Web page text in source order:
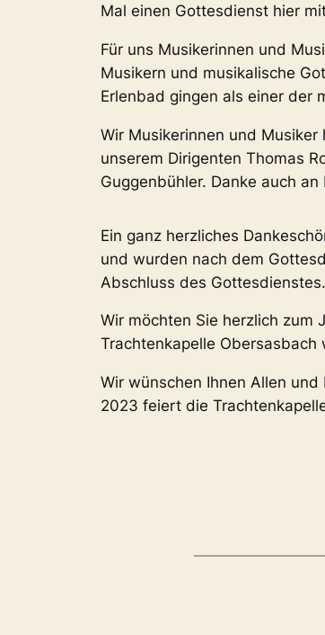
Mal einen Gottesdienst hier
Für uns Musikerinnen und
Musikern und musikalische
Erlenbad gingen als einer der
Wir Musikerinnen und
unserem Dirigenten Thomas
Guggenbühler. Danke auch
Ein ganz herzliches
und wurden nach dem
Abschluss des Gottesdienstes.
Wir möchten Sie herzlich zum
Trachtenkapelle
Wir wünschen Ihnen Allen
2023 feiert die